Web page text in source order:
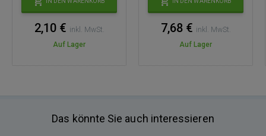
2,10 € inkl. MwSt.
Auf Lager
7,68 € inkl. MwSt.
Auf Lager
Das könnte Sie auch interessieren